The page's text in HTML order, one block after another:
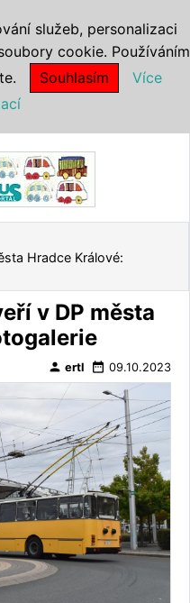
Hradce Králové:
v DP města
person ertl date_range 09.10.2023
služeb, personalizaci
cookie. Používáním
Souhlasím
Více